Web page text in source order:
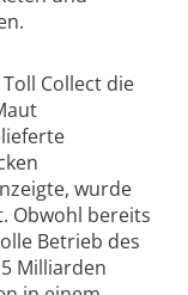
Collect die
wurde
Obwohl bereits
Betrieb des
Milliarden